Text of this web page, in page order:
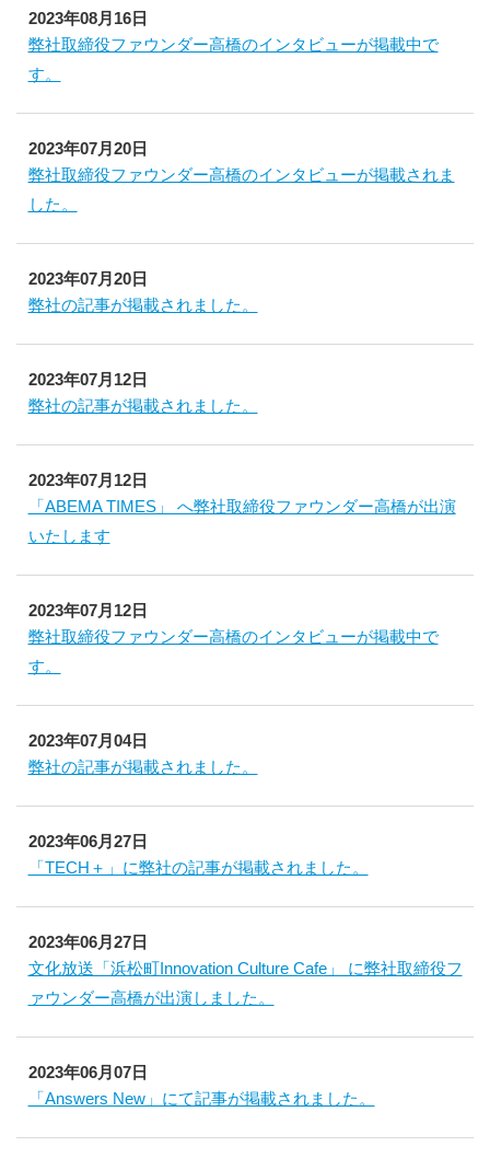
2023年08月16日
弊社取締役ファウンダー高橋のインタビューが掲載中で
す。
2023年07月20日
弊社取締役ファウンダー高橋のインタビューが掲載されま
した。
2023年07月20日
弊社の記事が掲載されました。
2023年07月12日
弊社の記事が掲載されました。
2023年07月12日
「ABEMA TIMES」 へ弊社取締役ファウンダー高橋が出演
いたします
2023年07月12日
弊社取締役ファウンダー高橋のインタビューが掲載中で
す。
2023年07月04日
弊社の記事が掲載されました。
2023年06月27日
「TECH＋」に弊社の記事が掲載されました。
2023年06月27日
文化放送「浜松町Innovation Culture Cafe」 に弊社取締役フ
ァウンダー高橋が出演しました。
2023年06月07日
「Answers New」にて記事が掲載されました。